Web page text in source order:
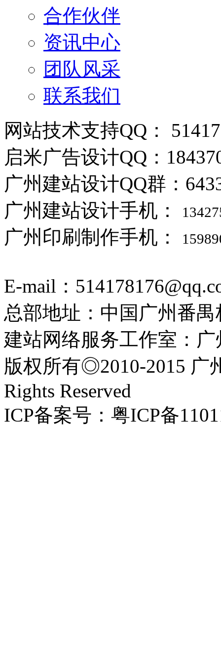
合作伙伴
资讯中心
团队风采
联系我们
网站技术支持QQ：
启米广告设计QQ：
广州建站设计QQ群：
广州建站设计手机：
广州印刷制作手机：
E-mail：
总部地址：中国广州番
建站网络服务工作室：
版权所有◎2010-2015 广
Rights Reserved
ICP备案号：粤ICP备